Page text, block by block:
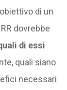
di un
dovrebbe
di essi
quali siano
necessari